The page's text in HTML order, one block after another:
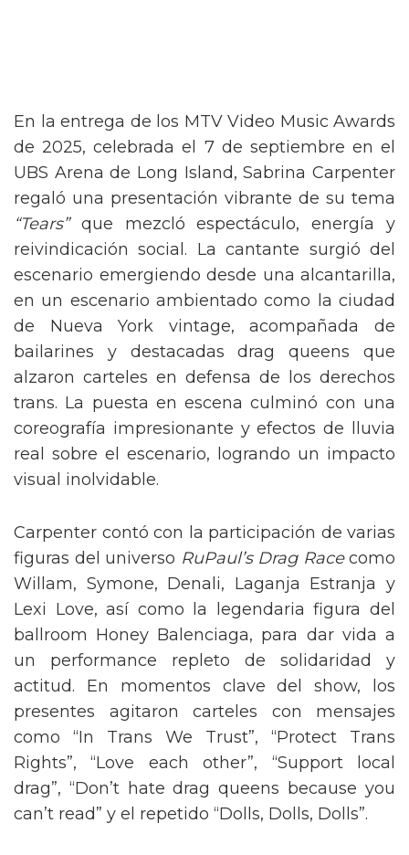
En la entrega de los MTV Video Music Awards
de 2025, celebrada el 7 de septiembre en el
UBS Arena de Long Island, Sabrina Carpenter
regaló una presentación vibrante de su tema
“Tears”que mezcló espectáculo, energía y
reivindicación social. La cantante surgió del
escenario emergiendo desde una alcantarilla,
en un escenario ambientado como la ciudad
de Nueva York vintage, acompañada de
bailarines y destacadas drag queens que
alzaron carteles en defensa de los derechos
trans. La puesta en escena culminó con una
coreografía impresionante y efectos de lluvia
real sobre el escenario, logrando un impacto
visual inolvidable.
Carpenter contó con la participación de varias
figuras del universo RuPaul’s Drag Racecomo
Willam, Symone, Denali, Laganja Estranja y
Lexi Love, así como la legendaria figura del
ballroom Honey Balenciaga, para dar vida a
un performance repleto de solidaridad y
actitud. En momentos clave del show, los
presentes agitaron carteles con mensajes
como “In Trans We Trust”, “Protect Trans
Rights”, “Love each other”, “Support local
drag”, “Don’t hate drag queens because you
can’t read” y el repetido “Dolls, Dolls, Dolls”.